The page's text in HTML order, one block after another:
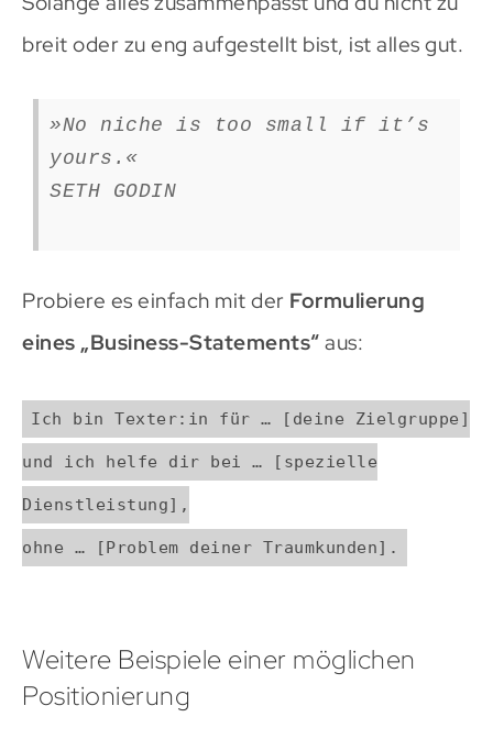
breit oder zu eng aufgestellt bist, ist alles gut.
»No niche is too small if it’s
yours.«
SETH GODIN
Probiere es einfach mit der Formulierung
eines „Business-Statements“ aus:
Ich bin Texter:in für … [deine Zielgruppe]
und ich helfe dir bei … [spezielle
Dienstleistung],
ohne … [Problem deiner Traumkunden].
Weitere Beispiele einer möglichen
Positionierung